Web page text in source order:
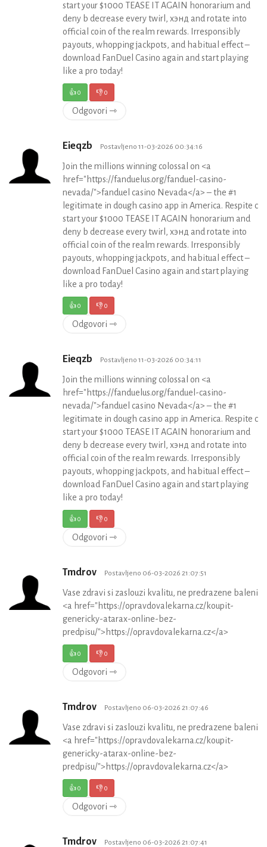
start your $1000 TEASE IT AGAIN honorarium and
deny b decrease every twirl, хэнд and rotate into
official coin of the realm rewards. Irresponsibly
payouts, whopping jackpots, and habitual effect –
download FanDuel Casino again and start playing
like a pro today!
👍0 👎0
Odgovori ⇾
Eieqzb Postavljeno 11-03-2026 00:34:16
Join the millions winning colossal on <a
href="https://fanduelus.org/fanduel-casino-
nevada/">fanduel casino Nevada</a> – the #1
legitimate in dough casino app in America. Respite c
start your $1000 TEASE IT AGAIN honorarium and
deny b decrease every twirl, хэнд and rotate into
official coin of the realm rewards. Irresponsibly
payouts, whopping jackpots, and habitual effect –
download FanDuel Casino again and start playing
like a pro today!
👍0 👎0
Odgovori ⇾
Eieqzb Postavljeno 11-03-2026 00:34:11
Join the millions winning colossal on <a
href="https://fanduelus.org/fanduel-casino-
nevada/">fanduel casino Nevada</a> – the #1
legitimate in dough casino app in America. Respite c
start your $1000 TEASE IT AGAIN honorarium and
deny b decrease every twirl, хэнд and rotate into
official coin of the realm rewards. Irresponsibly
payouts, whopping jackpots, and habitual effect –
download FanDuel Casino again and start playing
like a pro today!
👍0 👎0
Odgovori ⇾
Tmdrov Postavljeno 06-03-2026 21:07:51
Vase zdravi si zaslouzi kvalitu, ne predrazene baleni
<a href="https://opravdovalekarna.cz/koupit-
genericky-atarax-online-bez-
predpisu/">https://opravdovalekarna.cz</a>
👍0 👎0
Odgovori ⇾
Tmdrov Postavljeno 06-03-2026 21:07:46
Vase zdravi si zaslouzi kvalitu, ne predrazene baleni
<a href="https://opravdovalekarna.cz/koupit-
genericky-atarax-online-bez-
predpisu/">https://opravdovalekarna.cz</a>
👍0 👎0
Odgovori ⇾
Tmdrov Postavljeno 06-03-2026 21:07:41